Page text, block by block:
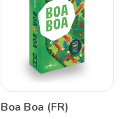
Boa Boa (FR)